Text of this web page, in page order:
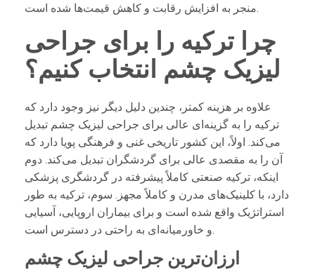
منجر به افزایش رقابت و کاهش قیمت‌ها شده است.
چرا ترکیه را برای جراحی
لیزیک چشم انتخاب کنیم؟
علاوه بر هزینه کمتر، چندین دلیل دیگر نیز وجود دارد که
ترکیه را به گزینه‌ای عالی برای جراحی لیزیک چشم تبدیل
می‌کند. اولاً، این کشور تاریخی غنی و فرهنگی پویا دارد که
آن را به مقصدی عالی برای گردشگران تبدیل می‌کند. دوم
اینکه، ترکیه صنعتی کاملاً پیشرفته در گردشگری پزشکی
دارد، با کلینیک‌های مدرن و کاملاً مجهز. سوم، ترکیه به طور
استراتژیک واقع شده است و برای بیماران اروپایی، آسیایی
و خاورمیانه‌ای به راحتی در دسترس است.
ارزان‌ترین جراحی لیزیک چشم